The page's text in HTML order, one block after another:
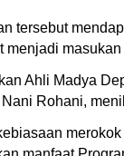
tersebut
menjadi
Ahli Madya
Rohani,